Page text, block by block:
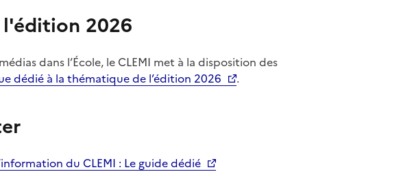
l'édition 2026
dans l’École, le CLEMI met à la disposition des
dédié à la thématique de l’édition 2026 .
du CLEMI : Le guide dédié